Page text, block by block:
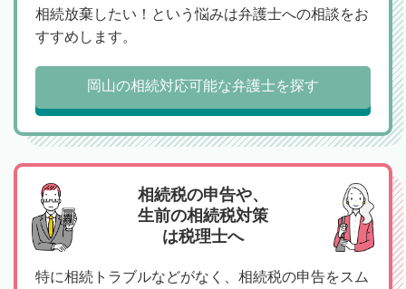
相続放棄したい！という悩みは弁護士への相談をお
すすめします。
岡山の相続対応可能な弁護士を探す
相続税の申告や、
生前の相続税対策
は税理士へ
特に相続トラブルなどがなく、相続税の申告をスム